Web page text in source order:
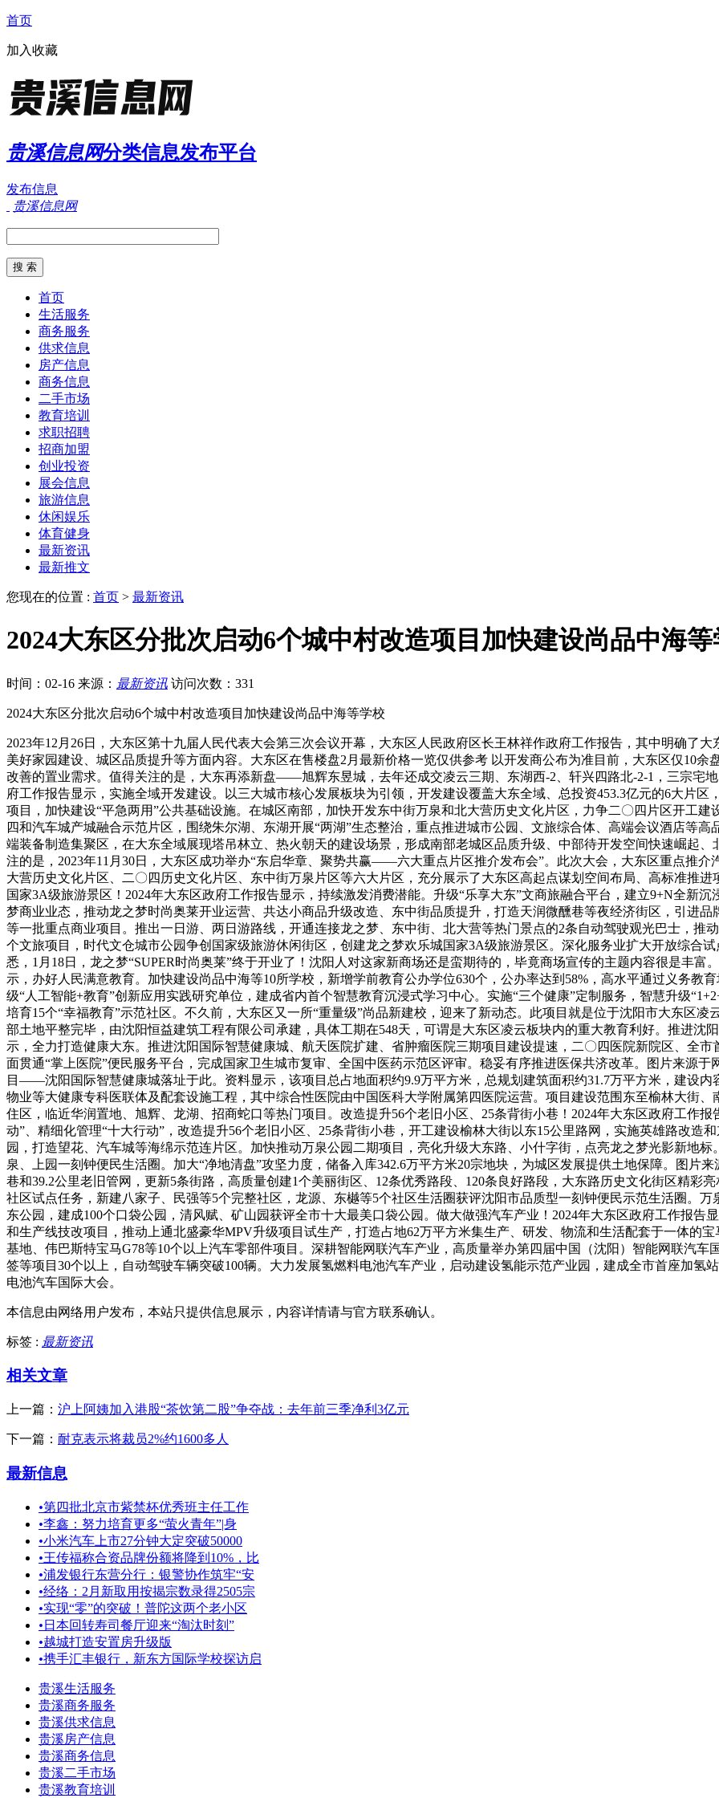
首页
加入收藏
贵溪信息网分类信息发布平台
发布信息
贵溪信息网
首页
生活服务
商务服务
供求信息
房产信息
商务信息
二手市场
教育培训
求职招聘
招商加盟
创业投资
展会信息
旅游信息
休闲娱乐
体育健身
最新资讯
最新推文
您现在的位置 : 首页 > 最新资讯
2024大东区分批次启动6个城中村改造项目加快建设尚品中海
时间：02-16 来源： 最新资讯 访问次数：331
2024大东区分批次启动6个城中村改造项目加快建设尚品中海等学校
2023年12月26日，大东区第十九届人民代表大会第三次会议开幕，大东区人民政府区长王林祥作政府工作报告，其中明确了
美好家园建设、城区品质提升等方面内容。大东区在售楼盘2月最新价格一览仅供参考 以开发商公布为准目前，大东区仅10
改善的置业需求。值得关注的是，大东再添新盘——旭辉东昱城，去年还成交凌云三期、东湖西-2、轩兴四路北-2-1，三宗宅
府工作报告显示，实施全域开发建设。以三大城市核心发展板块为引领，开发建设覆盖大东全域、总投资453.3亿元的6大片
项目，加快建设“平急两用”公共基础设施。在城区南部，加快开发东中街万泉和北大营历史文化片区，力争二〇四片区开工
四和汽车城产城融合示范片区，围绕朱尔湖、东湖开展“两湖”生态整治，重点推进城市公园、文旅综合体、高端会议酒店等
端装备制造集聚区，在大东全域展现塔吊林立、热火朝天的建设场景，形成南部老城区品质升级、中部待开发空间快速崛起
注的是，2023年11月30日，大东区成功举办“东启华章、聚势共赢——六大重点片区推介发布会”。此次大会，大东区重点推
大营历史文化片区、二〇四历史文化片区、东中街万泉片区等六大片区，充分展示了大东区高起点谋划空间布局、高标准推
国家3A级旅游景区！2024年大东区政府工作报告显示，持续激发消费潜能。升级“乐享大东”文商旅融合平台，建立9+N全新
梦商业业态，推动龙之梦时尚奥莱开业运营、共达小商品升级改造、东中街品质提升，打造天润微醺巷等夜经济街区，引进
等一批重点商业项目。推出一日游、两日游路线，开通连接龙之梦、东中街、北大营等热门景点的2条自动驾驶观光巴士，推
个文旅项目，时代文仓城市公园争创国家级旅游休闲街区，创建龙之梦欢乐城国家3A级旅游景区。深化服务业扩大开放综合
悉，1月18日，龙之梦“SUPER时尚奥莱”终于开业了！沈阳人对这家新商场还是蛮期待的，毕竟商场宣传的主题内容很是丰富
示，办好人民满意教育。加快建设尚品中海等10所学校，新增学前教育公办学位630个，公办率达到58%，高水平通过义务教
级“人工智能+教育”创新应用实践研究单位，建成省内首个智慧教育沉浸式学习中心。实施“三个健康”定制服务，智慧升级
培育15个“幸福教育”示范社区。不久前，大东区又一所“重量级”尚品新建校，迎来了新动态。此项目就是位于沈阳市大东区
部土地平整完毕，由沈阳恒益建筑工程有限公司承建，具体工期在548天，可谓是大东区凌云板块内的重大教育利好。推进沈
示，全力打造健康大东。推进沈阳国际智慧健康城、航天医院扩建、省肿瘤医院三期项目建设提速，二〇四医院新院区、全
面贯通“掌上医院”便民服务平台，完成国家卫生城市复审、全国中医药示范区评审。稳妥有序推进医保共济改革。图片来源
目——沈阳国际智慧健康城落址于此。资料显示，该项目总占地面积约9.9万平方米，总规划建筑面积约31.7万平方米，建设
物业等大健康专科医联体及配套设施工程，其中综合性医院由中国医科大学附属第四医院运营。项目建设范围东至榆林大街
住区，临近华润置地、旭辉、龙湖、招商蛇口等热门项目。改造提升56个老旧小区、25条背街小巷！2024年大东区政府工作
动”、精细化管理“十大行动”，改造提升56个老旧小区、25条背街小巷，开工建设榆林大街以东15公里路网，实施英雄路改造
园，打造望花、汽车城等海绵示范连片区。加快推动万泉公园二期项目，亮化升级大东路、小什字街，点亮龙之梦光影新地
泉、上园一刻钟便民生活圈。加大“净地清盘”攻坚力度，储备入库342.6万平方米20宗地块，为城区发展提供土地保障。图片
巷和39.2公里老旧管网，更新5条街路，高质量创建1个美丽街区、12条优秀路段、120条良好路段，大东路历史文化街区精彩
社区试点任务，新建八家子、民强等5个完整社区，龙源、东樾等5个社区生活圈获评沈阳市品质型一刻钟便民示范生活圈。
东公园，建成100个口袋公园，清风赋、矿山园获评全市十大最美口袋公园。做大做强汽车产业！2024年大东区政府工作报告
和生产线技改项目，推动上通北盛豪华MPV升级项目试生产，打造占地62万平方米集生产、研发、物流和生活配套于一体的
基地、伟巴斯特宝马G78等10个以上汽车零部件项目。深耕智能网联汽车产业，高质量举办第四届中国（沈阳）智能网联汽
签等项目30个以上，自动驾驶车辆突破100辆。大力发展氢燃料电池汽车产业，启动建设氢能示范产业园，建成全市首座加氢
电池汽车国际大会。
本信息由网络用户发布， 本站只提供信息展示，内容详情请与官方联系确认。
标签 : 最新资讯
相关文章
上一篇： 沪上阿姨加入港股“茶饮第二股”争夺战：去年前三季净利3亿元
下一篇： 耐克表示将裁员2%约1600多人
最新信息
•第四批北京市紫禁杯优秀班主任工作
•李鑫：努力培育更多“萤火青年”|身
•小米汽车上市27分钟大定突破50000
•王传福称合资品牌份额将降到10%，比
•浦发银行东营分行：银警协作筑牢“安
•经络：2月新取用按揭宗数录得2505宗
•实现“零”的突破！普陀这两个老小区
• 日本回转寿司餐厅迎来“淘汰时刻”
•越城打造安置房升级版
•携手汇丰银行，新东方国际学校探访启
贵溪生活服务
贵溪商务服务
贵溪供求信息
贵溪房产信息
贵溪商务信息
贵溪二手市场
贵溪教育培训